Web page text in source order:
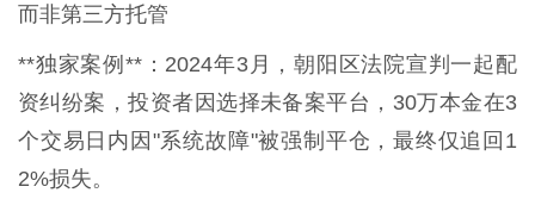
而非第三方托管
**独家案例**：2024年3月，朝阳区法院宣判一起配
资纠纷案，投资者因选择未备案平台，30万本金在3
个交易日内因"系统故障"被强制平仓，最终仅追回1
2%损失。